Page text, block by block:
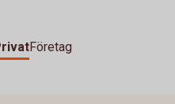
Företag